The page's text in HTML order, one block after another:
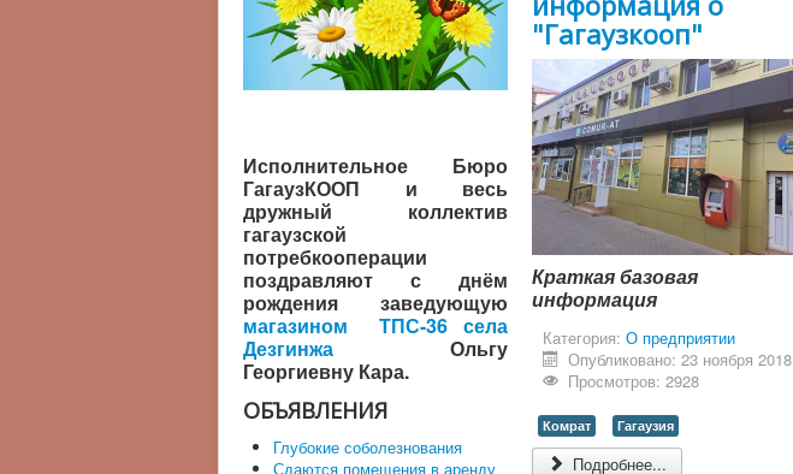
Исполнительное Бюро
ГагаузКООП и весь
дружный коллектив
гагаузской
потребкооперации
поздравляют с днём
рождения заведующую
магазином ТПС-36 села
Дезгинжа Ольгу
Георгиевну Кара.
ОБЪЯВЛЕНИЯ
Глубокие соболезнования
Сдаются помещения в аренду
"Гагаузкооп"
Краткая базовая
информация
Категория: О предприятии
Опубликовано: 23 ноября 2018
Просмотров: 2928
Комрат Гагаузия
Подробнее...